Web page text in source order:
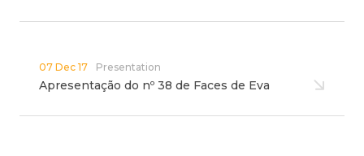
07 Dec 17 Presentation
Apresentação do nº 38 de Faces de Eva